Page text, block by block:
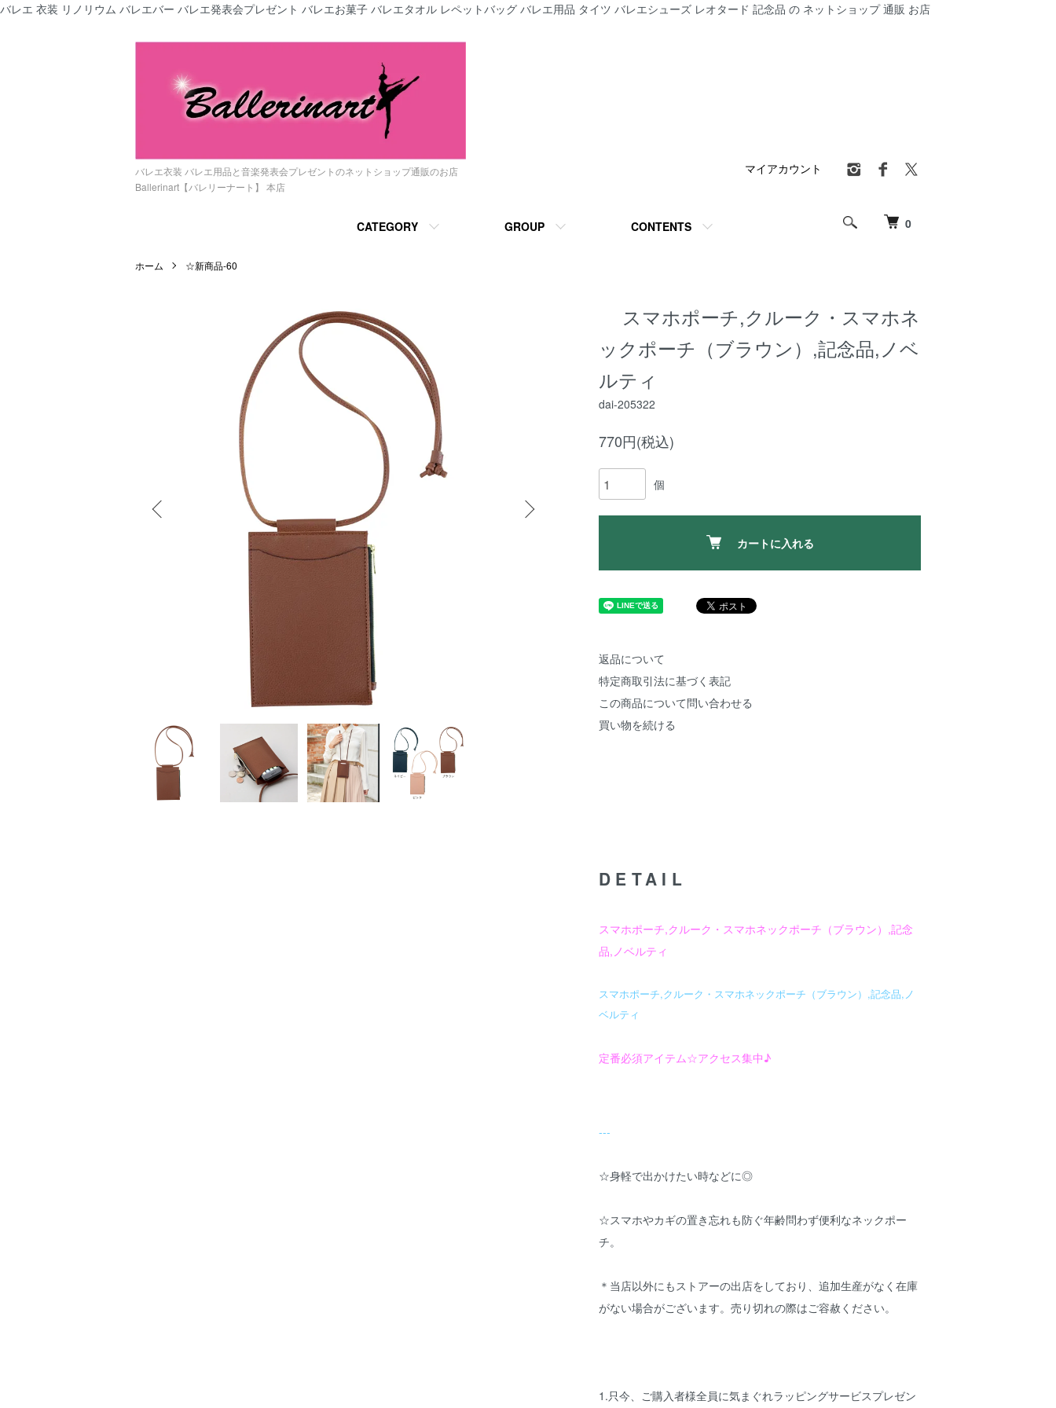
バレエ 衣装 リノリウム バレエバー バレエ発表会プレゼント バレエお菓子 バレエタオル レペットバッグ バレエ用品 タイツ バレエシューズ レオタード 記念品 の ネットショップ 通販 お店
バレエ衣装 バレエ用品と音楽発表会プレゼントのネットショップ通販のお店
Ballerinart【バレリーナート】 本店
0
CATEGORY GROUP CONTENTS
マイアカウント
ホーム ☆新商品-60
スマホポーチ,クルーク・スマホネ
ックポーチ（ブラウン）,記念品,ノベ
ルティ
dai-205322
770円(税込)
個
カートに入れる
返品について
特定商取引法に基づく表記
この商品について問い合わせる
買い物を続ける
DETAIL
スマホポーチ,クルーク・スマホネックポーチ（ブラウン）,記念
品,ノベルティ
スマホポーチ,クルーク・スマホネックポーチ（ブラウン）,記念品,ノ
ベルティ
定番必須アイテム☆アクセス集中♪
---
☆身軽で出かけたい時などに◎
☆スマホやカギの置き忘れも防ぐ年齢問わず便利なネックポー
チ。
＊当店以外にもストアーの出店をしており、追加生産がなく在庫
がない場合がございます。売り切れの際はご容赦ください。
1.只今、ご購入者様全員に気まぐれラッピングサービスプレゼン